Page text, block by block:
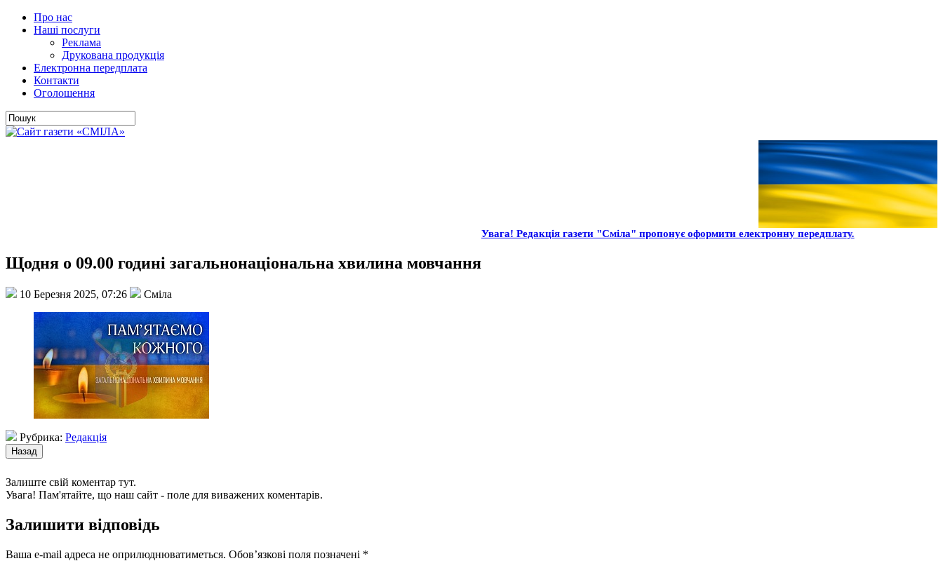
Про нас
Наші послуги
Реклама
Друкована продукція
Електронна передплата
Контакти
Оголошення
Увага! Редакція газети "Сміла" пропонує оформити електронну передплату.
Щодня о 09.00 годині загальнонаціональна хвилина мовчання
10 Березня 2025, 07:26 Сміла
Рубрика: Редакція
Залиште свій коментар тут.
Увага! Пам'ятайте, що наш сайт - поле для виважених коментарів.
Залишити відповідь
Ваша e-mail адреса не оприлюднюватиметься. Обов’язкові поля позначені *